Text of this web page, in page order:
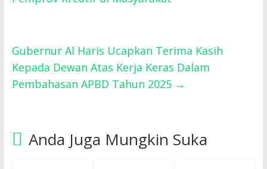
Gubernur Al Haris Ucapkan Terima Kasih
Kepada Dewan Atas Kerja Keras Dalam
Pembahasan APBD Tahun 2025 →
Anda Juga Mungkin Suka